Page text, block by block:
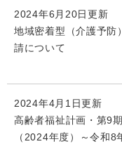
2024年6月20日更新
地域密着型（介護予防
請について
2024年4月1日更新
高齢者福祉計画・第9
（2024年度）～令和8